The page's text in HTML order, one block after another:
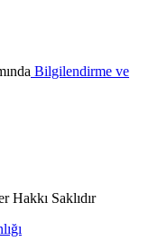
Bilgilendirme ve
Hakkı Saklıdır